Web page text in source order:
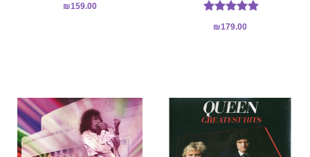
5.00
₪179.00
₪159.00